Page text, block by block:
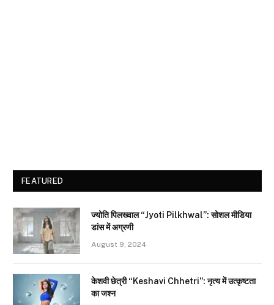
FEATURED
ज्योति पिलख्वाल “Jyoti Pilkhwal”: सोशल मीडिया
डांस में अग्रणी
August 9, 2024
केशवी छेत्री “Keshavi Chhetri”: नृत्य में उत्कृष्टता
का जश्न